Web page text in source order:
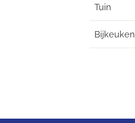
Tuin
Bijkeuken